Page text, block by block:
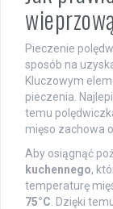
Pieczenie
sposób na
Kluczowym
pieczenia.
temu
mięso zachowa
Aby osiągnąć
kuchennego,
temperaturę
75°C . Dzięki